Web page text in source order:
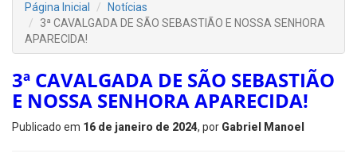
Página Inicial
Notícias
3ª CAVALGADA DE SÃO SEBASTIÃO E NOSSA SENHORA
APARECIDA!
3ª CAVALGADA DE SÃO SEBASTIÃO
E NOSSA SENHORA APARECIDA!
Publicado em 16 de janeiro de 2024, por Gabriel Manoel